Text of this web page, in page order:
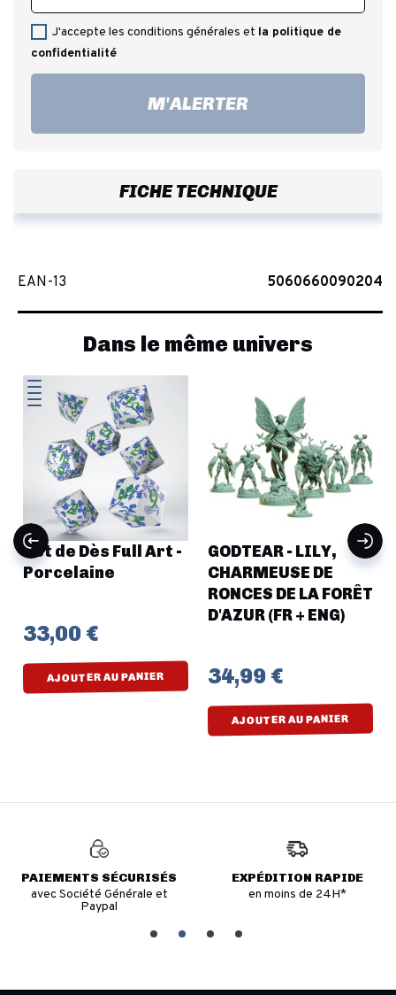
J'accepte les conditions générales et la politique de
confidentialité
M'ALERTER
FICHE TECHNIQUE
EAN-13 5060660090204
Dans le même univers
Set de Dès Full Art -
Porcelaine
33,00 €
AJOUTER AU PANIER
GODTEAR - LILY,
CHARMEUSE DE
RONCES DE LA FORÊT
D'AZUR (FR + ENG)
34,99 €
AJOUTER AU PANIER
PAIEMENTS SÉCURISÉS
avec Société Générale et
Paypal
EXPÉDITION RAPIDE
en moins de 24H*